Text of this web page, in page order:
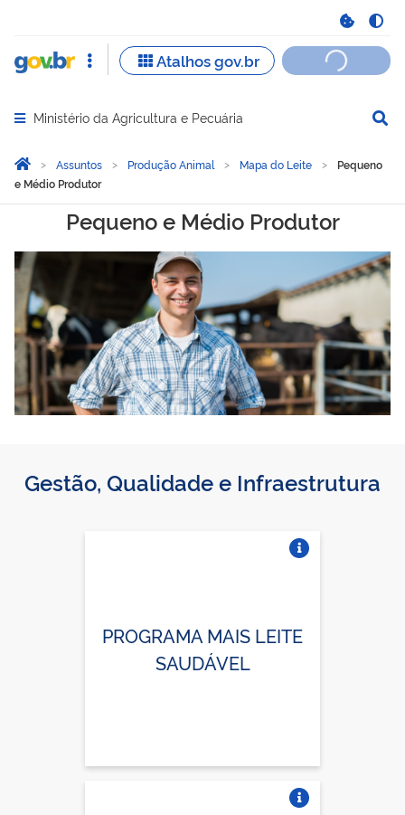
Abrir menu principal de navegação
Ministério da Agricultura e Pecuária
Você está aqui:
Página Inicial
Assuntos Produção Animal Mapa do Leite
Pequeno
e Médio Produtor
Pequeno e Médio
Pequeno e Médio Produtor
Gestão, Qualidade e Infraestrutura
PROGRAMA MAIS LEITE
SAUDÁVEL